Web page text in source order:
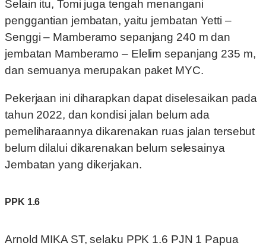
Selain itu, Tomi juga tengah menangani
penggantian jembatan, yaitu jembatan Yetti –
Senggi – Mamberamo sepanjang 240 m dan
jembatan Mamberamo – Elelim sepanjang 235 m,
dan semuanya merupakan paket MYC.
Pekerjaan ini diharapkan dapat diselesaikan pada
tahun 2022, dan kondisi jalan belum ada
pemeliharaannya dikarenakan ruas jalan tersebut
belum dilalui dikarenakan belum selesainya
Jembatan yang dikerjakan.
PPK 1.6
Arnold MIKA ST, selaku PPK 1.6 PJN 1 Papua